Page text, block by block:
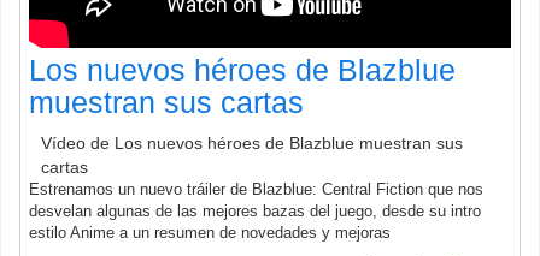
Los nuevos héroes de Blazblue
muestran sus cartas
Vídeo de Los nuevos héroes de Blazblue muestran sus
cartas
Estrenamos un nuevo tráiler de Blazblue: Central Fiction que nos
desvelan algunas de las mejores bazas del juego, desde su intro
estilo Anime a un resumen de novedades y mejoras